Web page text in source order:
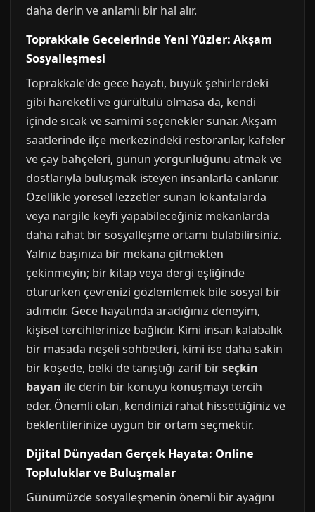
daha derin ve anlamlı bir hal alır.
Toprakkale Gecelerinde Yeni Yüzler: Akşam
Sosyalleşmesi
Toprakkale'de gece hayatı, büyük şehirlerdeki
gibi hareketli ve gürültülü olmasa da, kendi
içinde sıcak ve samimi seçenekler sunar. Akşam
saatlerinde ilçe merkezindeki restoranlar, kafeler
ve çay bahçeleri, günün yorgunluğunu atmak ve
dostlarıyla buluşmak isteyen insanlarla canlanır.
Özellikle yöresel lezzetler sunan lokantalarda
veya nargile keyfi yapabileceğiniz mekanlarda
daha rahat bir sosyalleşme ortamı bulabilirsiniz.
Yalnız başınıza bir mekana gitmekten
çekinmeyin; bir kitap veya dergi eşliğinde
otururken çevrenizi gözlemlemek bile sosyal bir
adımdır. Gece hayatında aradığınız deneyim,
kişisel tercihlerinize bağlıdır. Kimi insan kalabalık
bir masada neşeli sohbetleri, kimi ise daha sakin
bir köşede, belki de tanıştığı zarif birseçkin
bayan ile derin bir konuyu konuşmayı tercih
eder. Önemli olan, kendinizi rahat hissettiğiniz ve
beklentilerinize uygun bir ortam seçmektir.
Dijital Dünyadan Gerçek Hayata: Online
Topluluklar ve Buluşmalar
Günümüzde sosyalleşmenin önemli bir ayağını